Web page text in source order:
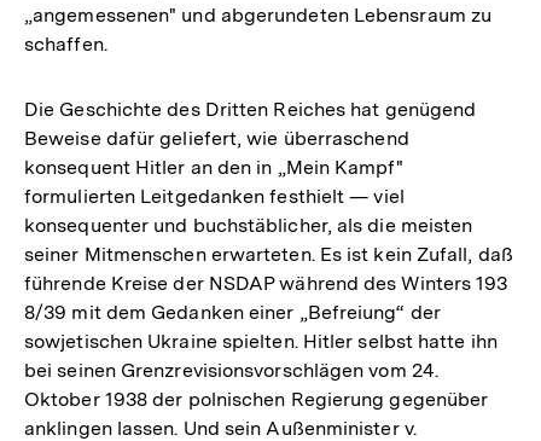
„angemessenen" und abgerundeten Lebensraum zu
schaffen.
Die Geschichte des Dritten Reiches hat genügend
Beweise dafür geliefert, wie überraschend
konsequent Hitler an den in „Mein Kampf"
formulierten Leitgedanken festhielt — viel
konsequenter und buchstäblicher, als die meisten
seiner Mitmenschen erwarteten. Es ist kein Zufall, daß
führende Kreise der NSDAP während des Winters 193
8/39 mit dem Gedanken einer „Befreiung“ der
sowjetischen Ukraine spielten. Hitler selbst hatte ihn
bei seinen Grenzrevisionsvorschlägen vom 24.
Oktober 1938 der polnischen Regierung gegenüber
anklingen lassen. Und sein Außenminister v.